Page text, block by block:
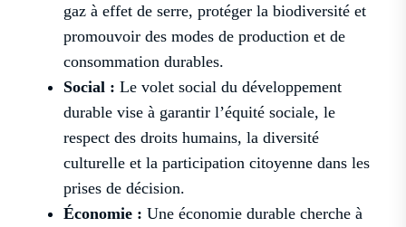
gaz à effet de serre, protéger la biodiversité et
promouvoir des modes de production et de
consommation durables.
Social : Le volet social du développement
durable vise à garantir l’équité sociale, le
respect des droits humains, la diversité
culturelle et la participation citoyenne dans les
prises de décision.
Économie : Une économie durable cherche à